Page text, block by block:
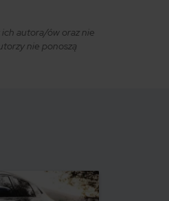
autora/ów oraz nie
nie ponoszą